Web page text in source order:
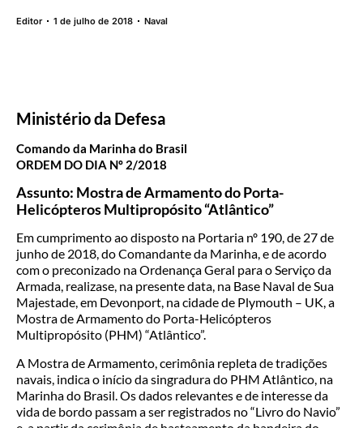
Editor 1 de julho de 2018 Naval
Ministério da Defesa
Comando da Marinha do Brasil
ORDEM DO DIA Nº 2/2018
Assunto: Mostra de Armamento do Porta-
Helicópteros Multipropósito “Atlântico”
Em cumprimento ao disposto na Portaria nº 190, de 27 de
junho de 2018, do Comandante da Marinha, e de acordo
com o preconizado na Ordenança Geral para o Serviço da
Armada, realizase, na presente data, na Base Naval de Sua
Majestade, em Devonport, na cidade de Plymouth – UK, a
Mostra de Armamento do Porta-Helicópteros
Multipropósito (PHM) “Atlântico”.
A Mostra de Armamento, cerimônia repleta de tradições
navais, indica o início da singradura do PHM Atlântico, na
Marinha do Brasil. Os dados relevantes e de interesse da
vida de bordo passam a ser registrados no “Livro do Navio”